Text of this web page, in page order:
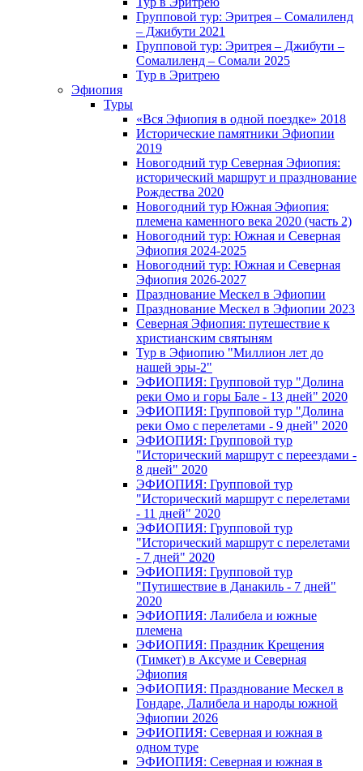
Групповой тур: Эритрея – Cомалиленд
– Джибути 2021
Групповой тур: Эритрея – Джибути –
Сомалиленд – Сомали 2025
Тур в Эритрею
Эфиопия
Туры
«Вся Эфиопия в одной поездке» 2018
Исторические памятники Эфиопии
2019
Новогодний тур Северная Эфиопия:
исторический маршрут и празднование
Рождества 2020
Новогодний тур Южная Эфиопия:
племена каменного века 2020 (часть 2)
Новогодний тур: Южная и Северная
Эфиопия 2024-2025
Новогодний тур: Южная и Северная
Эфиопия 2026-2027
Празднование Мескел в Эфиопии
Празднование Мескел в Эфиопии 2023
Северная Эфиопия: путешествие к
христианским святыням
Тур в Эфиопию "Миллион лет до
нашей эры-2"
ЭФИОПИЯ: Групповой тур "Долина
реки Омо и горы Бале - 13 дней" 2020
ЭФИОПИЯ: Групповой тур "Долина
реки Омо с перелетами - 9 дней" 2020
ЭФИОПИЯ: Групповой тур
"Исторический маршрут с переездами -
8 дней" 2020
ЭФИОПИЯ: Групповой тур
"Исторический маршрут с перелетами
- 11 дней" 2020
ЭФИОПИЯ: Групповой тур
"Исторический маршрут с перелетами
- 7 дней" 2020
ЭФИОПИЯ: Групповой тур
"Путишествие в Данакиль - 7 дней"
2020
ЭФИОПИЯ: Лалибела и южные
племена
ЭФИОПИЯ: Праздник Крещения
(Тимкет) в Аксуме и Северная
Эфиопия
ЭФИОПИЯ: Празднование Мескел в
Гондаре, Лалибела и народы южной
Эфиопии 2026
ЭФИОПИЯ: Северная и южная в
одном туре
ЭФИОПИЯ: Северная и южная в